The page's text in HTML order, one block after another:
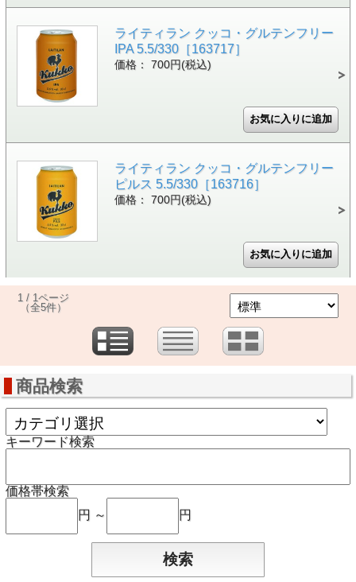
ライティラン クッコ・グルテンフリー
IPA 5.5/330［163717］
価格： 700円(税込)
ライティラン クッコ・グルテンフリー
ピルス 5.5/330［163716］
価格： 700円(税込)
1 / 1ページ
（全5件）
商品検索
キーワード検索
価格帯検索
円 ～
円